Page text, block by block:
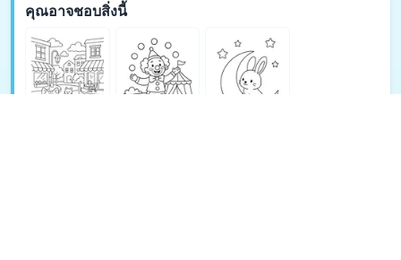
คุณอาจชอบสิ่งนี้